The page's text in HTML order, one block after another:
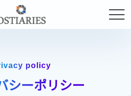
policy
シーポリシー